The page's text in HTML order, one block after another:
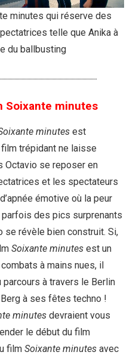
minutes qui réserve des
telle que Anika à
du ballbusting
Soixante minutes
minutes est
trépidant ne laisse
Octavio se reposer en
et les spectateurs
émotive où la peur
parfois des pics surprenants
se révèle bien construit. Si,
Soixante minutes est un
à mains nues, il
à travers le Berlin
Berg à ses fêtes techno !
minutes devraient vous
le début du film
film Soixante minutes avec